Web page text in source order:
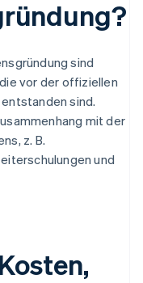
sind
vor der offiziellen
sind.
mit der
z. B.
und